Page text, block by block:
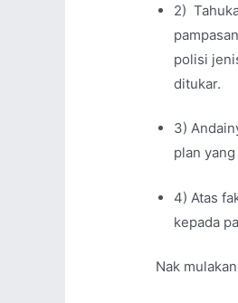
2)
polisi
ditukar.
3)
plan
4) Atas
kepada
Nak